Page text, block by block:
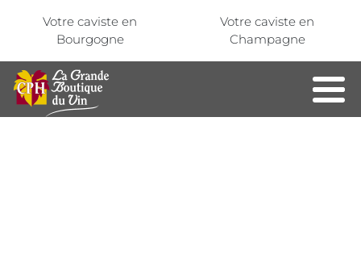
Votre caviste en
Bourgogne
Votre caviste en
Champagne